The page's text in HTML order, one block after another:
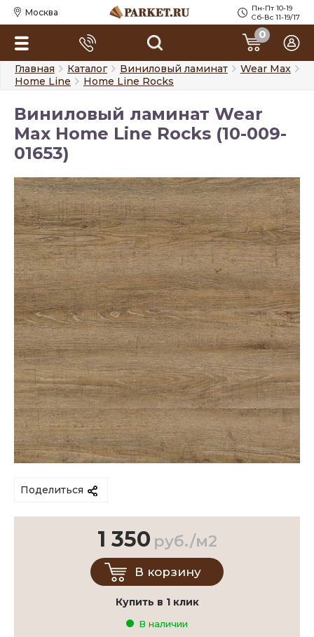
Москва
Пн-Пт 10-19
Сб-Вс 11-19/17
0
Главная Каталог Виниловый ламинат
Wear Max
Home Line
Home Line Rocks
Виниловый ламинат Wear
Max Home Line Rocks (10-009-
01653)
Поделиться
1 350 руб./м2
В корзину
Купить в 1 клик
В наличии